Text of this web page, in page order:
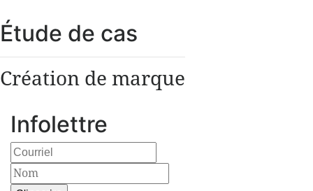
Étude de cas
Création de marque
Infolettre